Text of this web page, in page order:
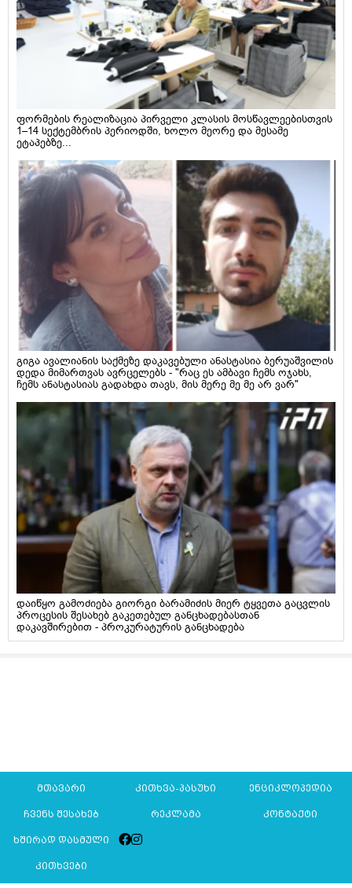
ფორმების რეალიზაცია პირველი კლასის მოსწავლეებისთვის
1–14 სექტემბრის პერიოდში, ხოლო მეორე და მესამე
ეტაპებზე...
გიგა ავალიანის საქმეზე დაკავებული ანასტასია ბერუაშვილის
დედა მიმართვას ავრცელებს - "რაც ეს ამბავი ჩემს ოჯახს,
ჩემს ანასტასიას გადახდა თავს, მის მერე მე მე არ ვარ"
დაიწყო გამოძიება გიორგი ბარამიძის მიერ ტყვეთა გაცვლის
პროცესის შესახებ გაკეთებულ განცხადებასთან
დაკავშირებით - პროკურატურის განცხადება
მთავარი კითხვა-პასუხი ენციკლოპედია
ჩვენს შესახებ რეკლამა კონტაქტი
ხშირად დასმული
კითხვები